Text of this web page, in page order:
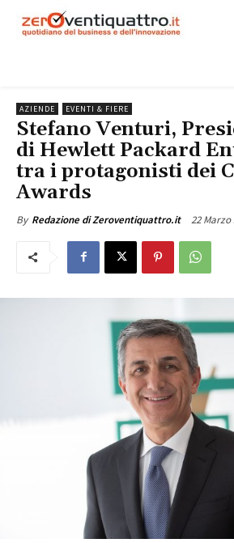
AZIENDE EVENTI & FIERE
Stefano Venturi,
di Hewlett Packard
tra i protagonisti dei
Awards
By Redazione di Zeroventiquattro.it 22 Marzo